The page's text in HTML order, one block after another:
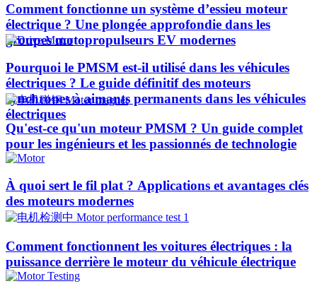
Comment fonctionne un système d’essieu moteur
électrique ? Une plongée approfondie dans les
groupes motopropulseurs EV modernes
Pourquoi le PMSM est-il utilisé dans les véhicules
électriques ? Le guide définitif des moteurs
synchrones à aimants permanents dans les véhicules
électriques
Qu'est-ce qu'un moteur PMSM ? Un guide complet
pour les ingénieurs et les passionnés de technologie
À quoi sert le fil plat ? Applications et avantages clés
des moteurs modernes
Comment fonctionnent les voitures électriques : la
puissance derrière le moteur du véhicule électrique